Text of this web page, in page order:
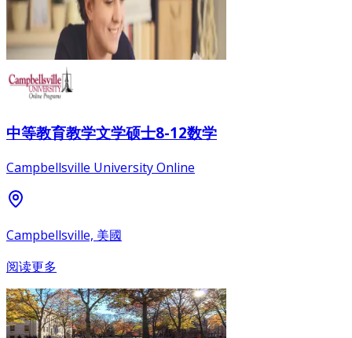
中等教育教学文学硕士8-12数学
Campbellsville University Online
Campbellsville, 美國
阅读更多